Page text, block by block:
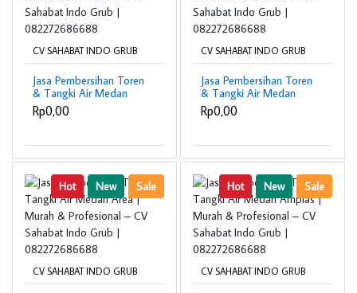
CV SAHABAT INDO GRUB
Jasa Pembersihan Toren
& Tangki Air Medan
Baru | Murah &
Profesional – CV
082272686688
Rp0,00
CV SAHABAT INDO GRUB
Jasa Pembersihan Toren
& Tangki Air Medan
Barat | Murah &
Profesional – CV
082272686688
Rp0,00
Hot New Sale
CV SAHABAT INDO GRUB
Hot New Sale
CV SAHABAT INDO GRUB